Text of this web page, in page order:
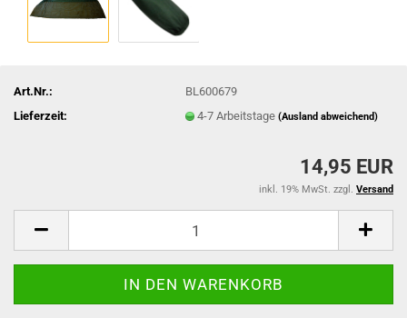
Art.Nr.:
BL600679
Lieferzeit:
4-7 Arbeitstage(Ausland abweichend)
14,95 EUR
inkl. 19% MwSt. zzgl. Versand